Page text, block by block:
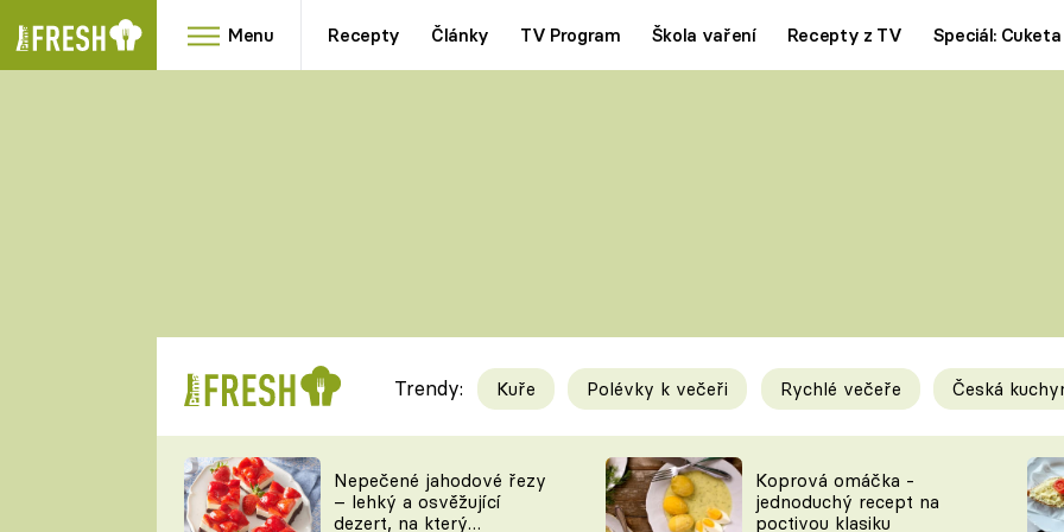
Menu Recepty Články TV Program Škola vaření Recepty z TV Speciál: Cuketa
RYCHLOVKY
Videorecepty
TEĎ VAŘÍ ŠÉF!
Tipy a triky
KAM ZA JÍDLEM
Trendy: Kuře Polévky k večeři Rychlé večeře Česká
Nepečené jahodové řezy
– lehký a osvěžující
dezert, na který
Koprová omáčka -
jednoduchý recept na
poctivou klasiku